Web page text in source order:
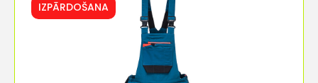
IZPĀRDOŠANA